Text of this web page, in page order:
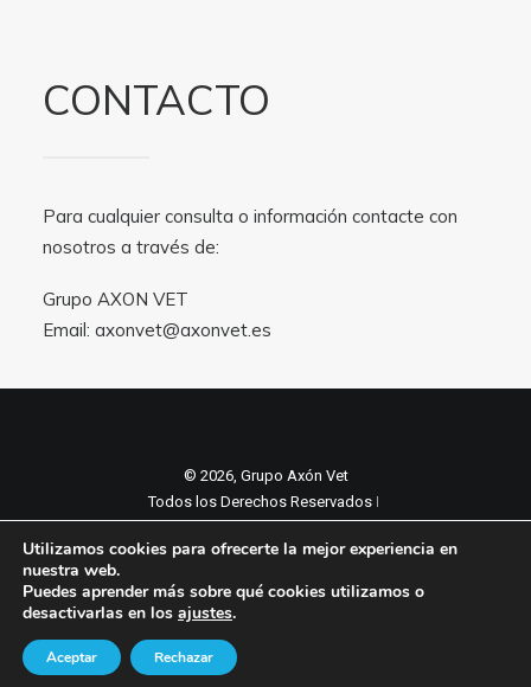
CONTACTO
Para cualquier consulta o información contacte con
nosotros a través de:
Grupo AXON VET
Email: axonvet@axonvet.es
© 2026, Grupo Axón Vet
Todos los Derechos Reservados ǀ
Política de cookies
Utilizamos cookies para ofrecerte la mejor experiencia en
nuestra web.
Puedes aprender más sobre qué cookies utilizamos o
desactivarlas en los ajustes.
Aceptar Rechazar